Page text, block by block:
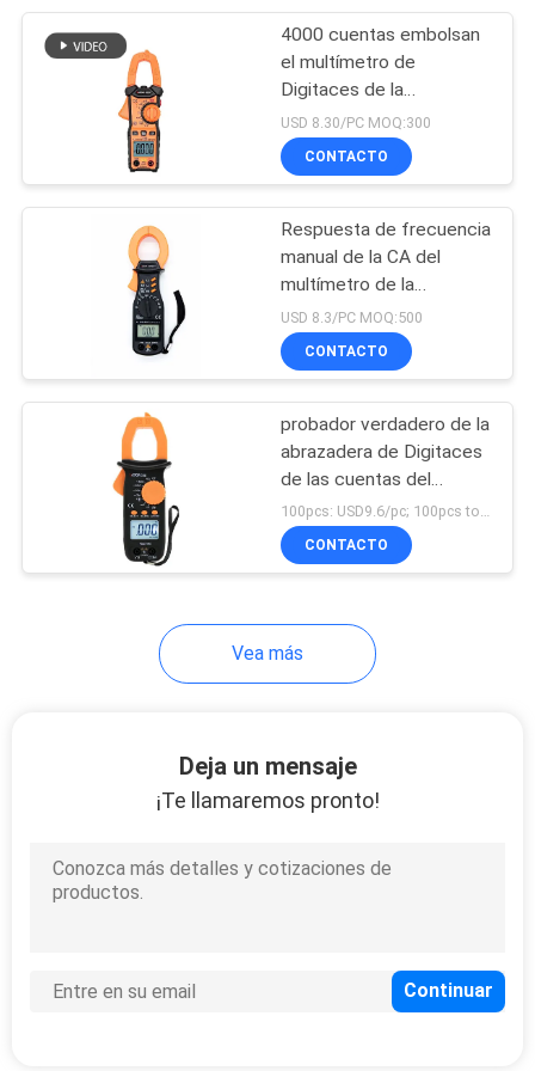
Generador de
función de la señal
6
Metros
multifuncionales del
ambiente
Power
Metros del voltaje
residual Digital
4000 cuentas embolsan
el multímetro de
Digitaces de la
abrazadera con la
iluminación de la linterna
de NCV
USD 8.30/PC MOQ:300
CONTACTO
Respuesta de frecuencia
manual de la CA del
multímetro de la
abrazadera de Digitaces
de la gama 40Hz 400Hz
USD 8.3/PC MOQ:500
CONTACTO
probador verdadero de la
abrazadera de Digitaces
de las cuentas del
multímetro 2000 de la
abrazadera de 600V
20MΩ RMS
100pcs: USD9.6/pc; 100pcs to 500pcs: USD9.1/pc; 500pcs to 1000pcs: USD8.7/pc; Above 3000pcs: USD8.3/pc MOQ:300
CONTACTO
Vea más
Deja un mensaje
¡Te llamaremos pronto!